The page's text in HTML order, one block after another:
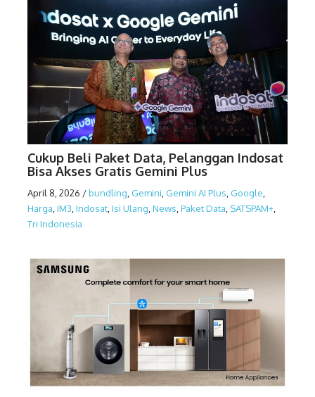
Cukup Beli Paket Data, Pelanggan Indosat
Bisa Akses Gratis Gemini Plus
April 8, 2026 /bundling, Gemini, Gemini AI Plus, Google,
Harga,IM3,Indosat,Isi Ulang,News,Paket Data, SATSPAM+,
Tri Indonesia